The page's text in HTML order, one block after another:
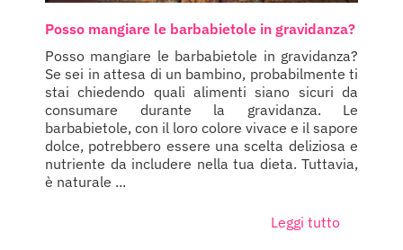
Posso mangiare le barbabietole in gravidanza?
Posso mangiare le barbabietole in gravidanza?
Se sei in attesa di un bambino, probabilmente ti
stai chiedendo quali alimenti siano sicuri da
consumare durante la gravidanza. Le
barbabietole, con il loro colore vivace e il sapore
dolce, potrebbero essere una scelta deliziosa e
nutriente da includere nella tua dieta. Tuttavia,
è naturale ...
Leggi tutto